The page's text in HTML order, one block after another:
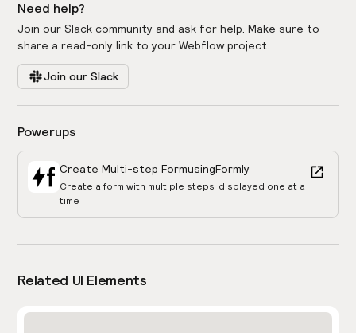
Need help?
Join our Slack community and ask for help. Make sure to
share a read-only link to your Webflow project.
Join our Slack
Powerups
Create Multi-step FormusingFormly
Create a form with multiple steps, displayed one at a
time
Related UI Elements